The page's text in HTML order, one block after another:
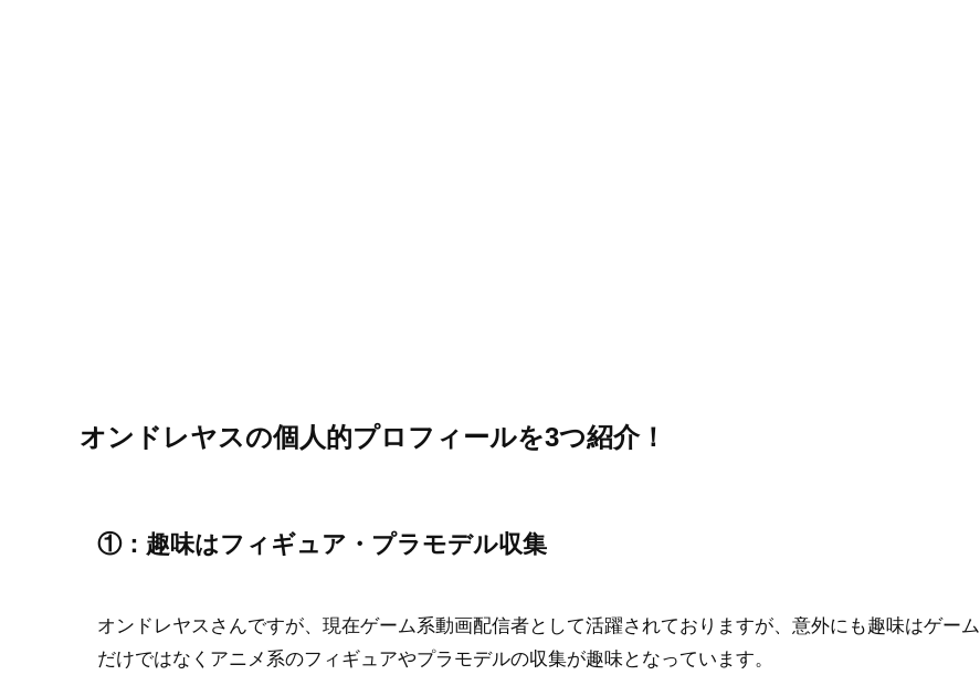
オンドレヤスの個人的プロフィールを3つ紹介！
①：趣味はフィギュア・プラモデル収集
オンドレヤスさんですが、現在ゲーム系動画配信者として活躍されておりますが、意外にも趣味はゲーム
だけではなくアニメ系のフィギュアやプラモデルの収集が趣味となっています。